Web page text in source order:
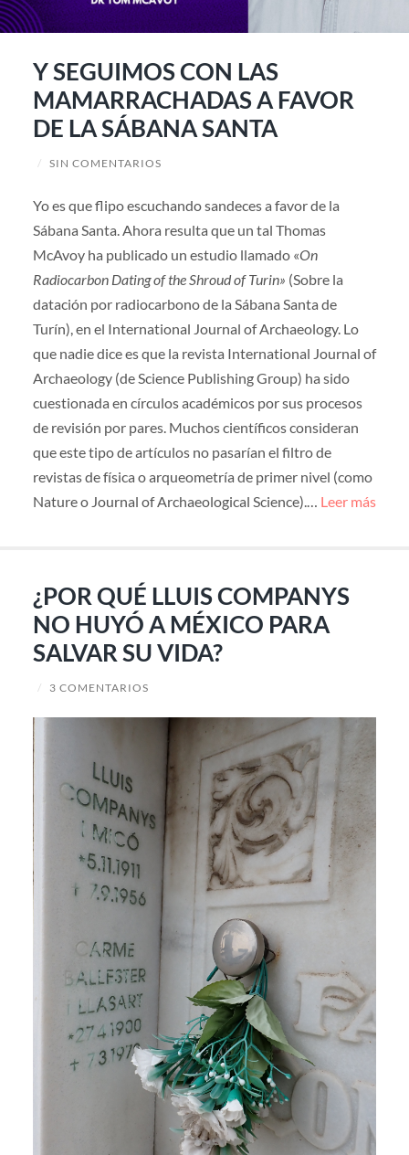
Y SEGUIMOS CON LAS
MAMARRACHADAS A FAVOR
DE LA SÁBANA SANTA
/ SIN COMENTARIOS
Yo es que flipo escuchando sandeces a favor de la
Sábana Santa. Ahora resulta que un tal Thomas
McAvoy ha publicado un estudio llamado «On
Radiocarbon Dating of the Shroud of Turin» (Sobre la
datación por radiocarbono de la Sábana Santa de
Turín), en el International Journal of Archaeology. Lo
que nadie dice es que la revista International Journal of
Archaeology (de Science Publishing Group) ha sido
cuestionada en círculos académicos por sus procesos
de revisión por pares. Muchos científicos consideran
que este tipo de artículos no pasarían el filtro de
revistas de física o arqueometría de primer nivel (como
Nature o Journal of Archaeological Science).… Leer más
¿POR QUÉ LLUIS COMPANYS
NO HUYÓ A MÉXICO PARA
SALVAR SU VIDA?
/ 3 COMENTARIOS